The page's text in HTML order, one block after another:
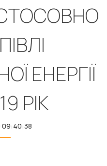
ЕНЕРГІЇ
РІК
09:40:38